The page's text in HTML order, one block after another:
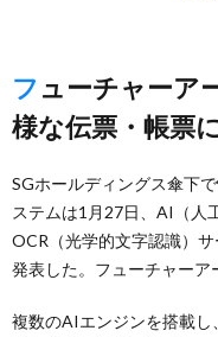
フューチャーアーキテクトと共同開発、多
様な伝票・帳票
SGホールディングス傘下
ステムは1月27日、AI（人
OCR（光学的文字認識）
発表した。フューチャーア
複数のAIエンジンを搭載